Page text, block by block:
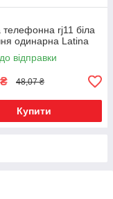
телефонна rj11 біла
одинарна Latina
відправки
₴ 48,07 ₴
Купити